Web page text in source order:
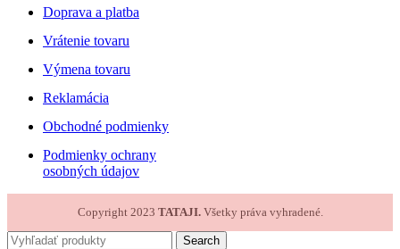
Doprava a platba
Vrátenie tovaru
Výmena tovaru
Reklamácia
Obchodné podmienky
Podmienky ochrany
osobných údajov
Copyright 2023 TATAJI. Všetky práva vyhradené.
Search